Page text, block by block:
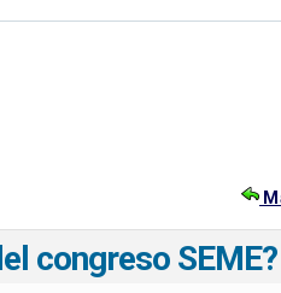
congreso SEME?